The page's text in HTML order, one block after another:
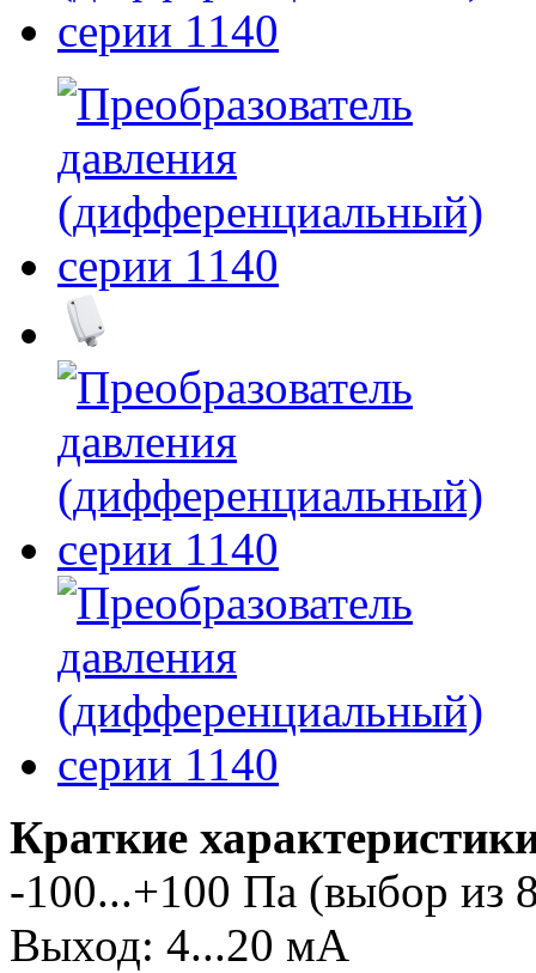
Краткие
-100...+100 Па (выбор из
Выход: 4...20 мА